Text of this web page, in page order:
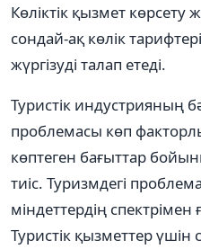
Көліктік қызмет көрсету
сондай-ақ көлік
жүргізуді талап етеді.
Туристік индустрияның
проблемасы көп
көптеген бағыттар
тиіс. Туризмдегі
міндеттердің
Туристік қызметтер